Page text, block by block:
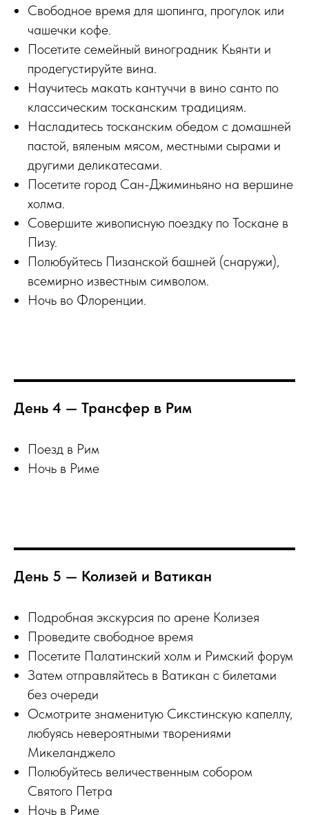
Свободное время для шопинга, прогулок или
чашечки кофе.
Посетите семейный виноградник Кьянти и
продегустируйте вина.
Научитесь макать кантуччи в вино санто по
классическим тосканским традициям.
Насладитесь тосканским обедом с домашней
пастой, вяленым мясом, местными сырами и
другими деликатесами.
Посетите город Сан-Джиминьяно на вершине
холма.
Совершите живописную поездку по Тоскане в
Пизу.
Полюбуйтесь Пизанской башней (снаружи),
всемирно известным символом.
Ночь во Флоренции.
День 4 — Трансфер в Рим
Поезд в Рим
Ночь в Риме
День 5 — Колизей и Ватикан
Подробная экскурсия по арене Колизея
Проведите свободное время
Посетите Палатинский холм и Римский форум
Затем отправляйтесь в Ватикан с билетами
без очереди
Осмотрите знаменитую Сикстинскую капеллу,
любуясь невероятными творениями
Микеланджело
Полюбуйтесь величественным собором
Святого Петра
Ночь в Риме